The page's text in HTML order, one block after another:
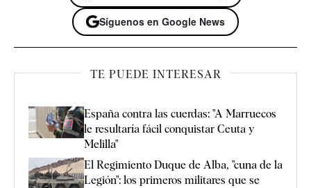
Síguenos en Google News
TE PUEDE INTERESAR
España contra las cuerdas: "A Marruecos
le resultaría fácil conquistar Ceuta y
Melilla"
El Regimiento Duque de Alba, "cuna de la
Legión": los primeros militares que se